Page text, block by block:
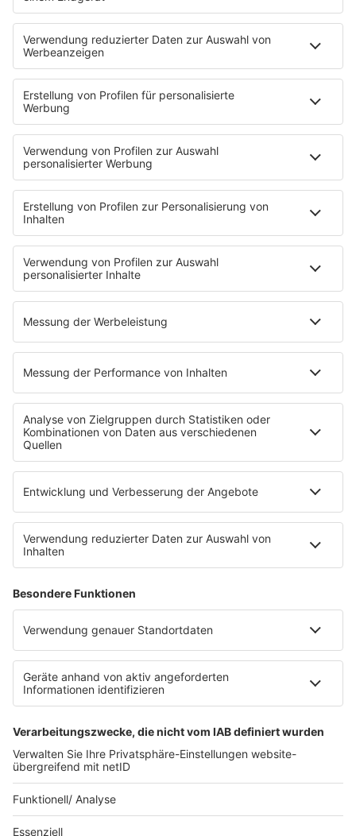
noch nicht beantwortet werden können, die aber
die ganze Geschichte definitiv noch spannender
machen.
HOME
INFOS
Kontakt
Jobs & Praktika
Pressekontakt
Presse & Downloads
Wetter
EMPFANG
Übersicht
bigFM App
radio.de
radioplayer.de
Partner
WERBUNG
Leistungen und Produkte
Mediadaten und Preisliste
Ansprechpartner
RECHTLICHES
Impressum
Datenschutz
Datenschutzeinstellungen
Datenverarbeitung bei Gewinnspielen
Teilnahmebedingungen
Bildnachweise
KI-Leitlinie